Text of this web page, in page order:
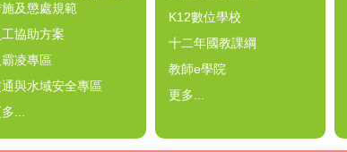
及懲處規範
工協助方案
霸凌專區
與水域安全專區
...
K12數位學校
十二年國教課綱
教師e學院
更多...